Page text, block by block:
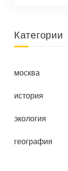
Категории
москва
история
экология
география